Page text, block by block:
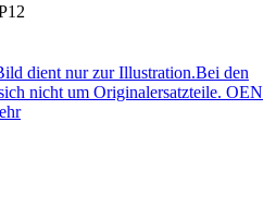
dient nur zur Illustration.Bei den
nicht um Originalersatzteile. OEN